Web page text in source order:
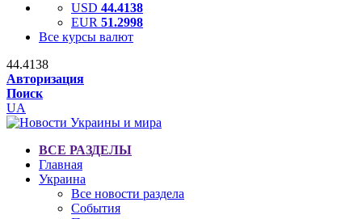
USD 44.4138
EUR 51.2998
Все курсы валют
44.4138
Авторизация
Поиск
UA
ВСЕ РАЗДЕЛЫ
Главная
Украина
Все новости раздела
События